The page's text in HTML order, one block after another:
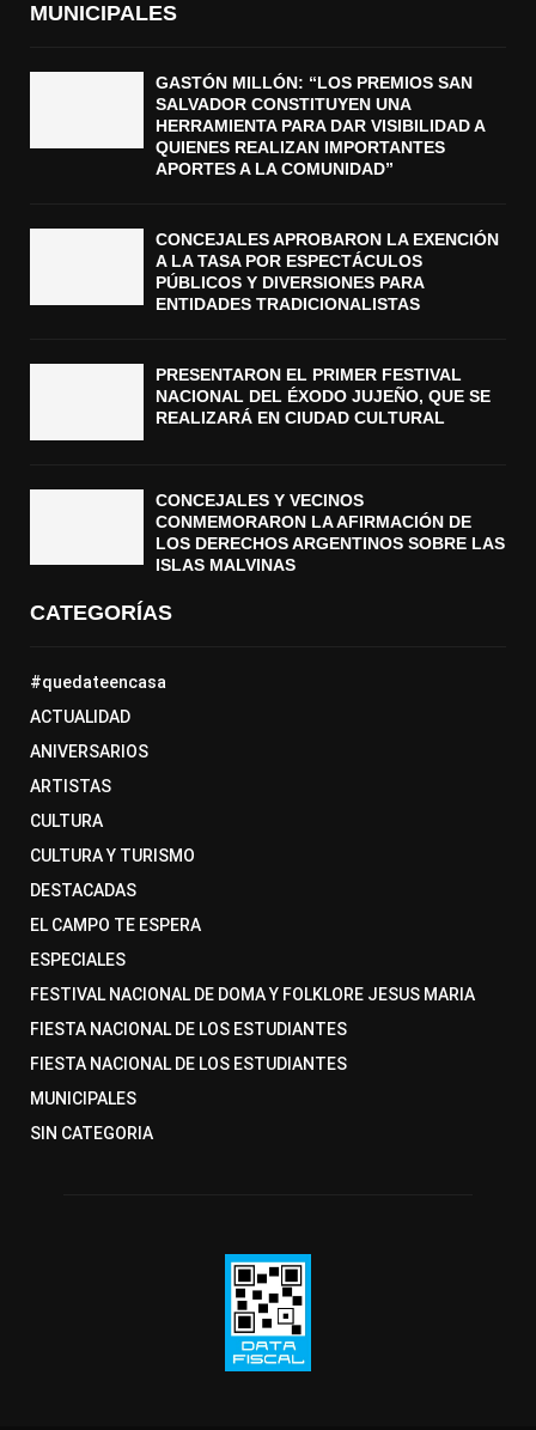
MUNICIPALES
GASTÓN MILLÓN: “LOS PREMIOS SAN
SALVADOR CONSTITUYEN UNA
HERRAMIENTA PARA DAR VISIBILIDAD A
QUIENES REALIZAN IMPORTANTES
APORTES A LA COMUNIDAD”
CONCEJALES APROBARON LA EXENCIÓN
A LA TASA POR ESPECTÁCULOS
PÚBLICOS Y DIVERSIONES PARA
ENTIDADES TRADICIONALISTAS
PRESENTARON EL PRIMER FESTIVAL
NACIONAL DEL ÉXODO JUJEÑO, QUE SE
REALIZARÁ EN CIUDAD CULTURAL
CONCEJALES Y VECINOS
CONMEMORARON LA AFIRMACIÓN DE
LOS DERECHOS ARGENTINOS SOBRE LAS
ISLAS MALVINAS
CATEGORÍAS
#quedateencasa
ACTUALIDAD
ANIVERSARIOS
ARTISTAS
CULTURA
CULTURA Y TURISMO
DESTACADAS
EL CAMPO TE ESPERA
ESPECIALES
FESTIVAL NACIONAL DE DOMA Y FOLKLORE JESUS MARIA
FIESTA NACIONAL DE LOS ESTUDIANTES
FIESTA NACIONAL DE LOS ESTUDIANTES
MUNICIPALES
SIN CATEGORIA